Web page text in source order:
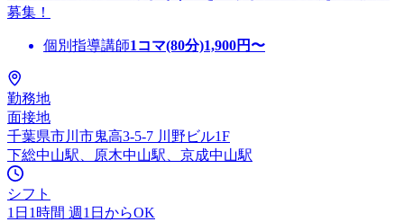
募集！
個別指導講師1コマ(80分)1,900円〜
勤務地
面接地
千葉県市川市鬼高3-5-7 川野ビル1F
下総中山駅、原木中山駅、京成中山駅
シフト
1日1時間 週1日からOK